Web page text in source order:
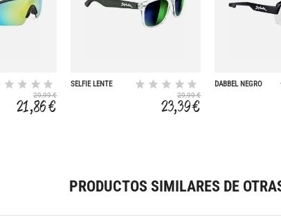
29,99 €
21,86 €
SELFIE LENTE
29,99 €
23,39 €
DABBEL NEGRO
PRODUCTOS SIMILARES DE